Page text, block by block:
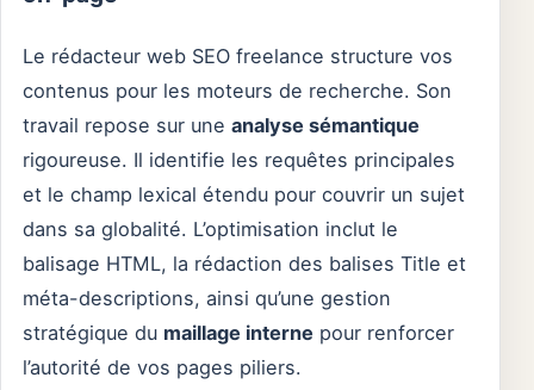
Le rédacteur web SEO freelance structure vos
contenus pour les moteurs de recherche. Son
travail repose sur une analyse sémantique
rigoureuse. Il identifie les requêtes principales
et le champ lexical étendu pour couvrir un sujet
dans sa globalité. L’optimisation inclut le
balisage HTML, la rédaction des balises Title et
méta-descriptions, ainsi qu’une gestion
stratégique du maillage interne pour renforcer
l’autorité de vos pages piliers.